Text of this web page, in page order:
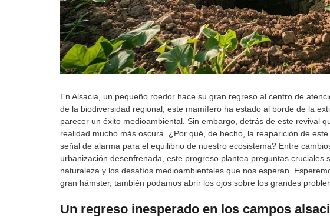
En Alsacia, un pequeño roedor hace su gran regreso al centro de
de la biodiversidad regional, este mamífero ha estado al borde de la
parecer un éxito medioambiental. Sin embargo, detrás de este revival
realidad mucho más oscura. ¿Por qué, de hecho, la reaparición de
señal de alarma para el equilibrio de nuestro ecosistema? Entre
urbanización desenfrenada, este progreso plantea preguntas cruciales
naturaleza y los desafíos medioambientales que nos esperan.
gran hámster, también podamos abrir los ojos sobre los grandes
Un regreso inesperado en los campos